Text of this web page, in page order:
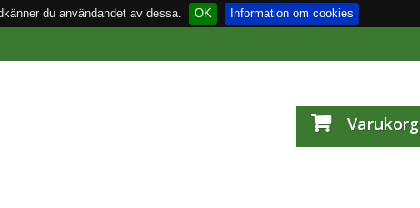
du användandet av dessa. OK Information om cookies
Varukorg